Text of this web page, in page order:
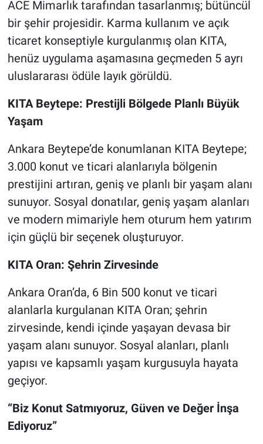
ACE Mimarlık tarafından tasarlanmış; bütüncül
bir şehir projesidir. Karma kullanım ve açık
ticaret konseptiyle kurgulanmış olan KITA,
henüz uygulama aşamasına geçmeden 5 ayrı
uluslararası ödüle layık görüldü.
KITA Beytepe: Prestijli Bölgede Planlı Büyük
Yaşam
Ankara Beytepe’de konumlanan KITA Beytepe;
3.000 konut ve ticari alanlarıyla bölgenin
prestijini artıran, geniş ve planlı bir yaşam alanı
sunuyor. Sosyal donatılar, geniş yaşam alanları
ve modern mimariyle hem oturum hem yatırım
için güçlü bir seçenek oluşturuyor.
KITA Oran: Şehrin Zirvesinde
Ankara Oran’da, 6 Bin 500 konut ve ticari
alanlarla kurgulanan KITA Oran; şehrin
zirvesinde, kendi içinde yaşayan devasa bir
yaşam alanı sunuyor. Sosyal alanları, planlı
yapısı ve kapsamlı yaşam kurgusuyla hayata
geçiyor.
“Biz Konut Satmıyoruz, Güven ve Değer İnşa
Ediyoruz”